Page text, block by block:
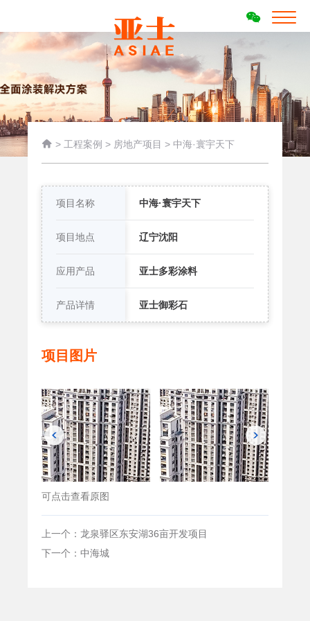
 > 工程案例 > 房地产项目 > 中海·寰宇天下
项目名称 中海·寰宇天下
项目地点 辽宁沈阳
应用产品 亚士多彩涂料
产品详情 亚士御彩石
项目图片
可点击查看原图
上一个：龙泉驿区东安湖36亩开发项目
下一个：中海城